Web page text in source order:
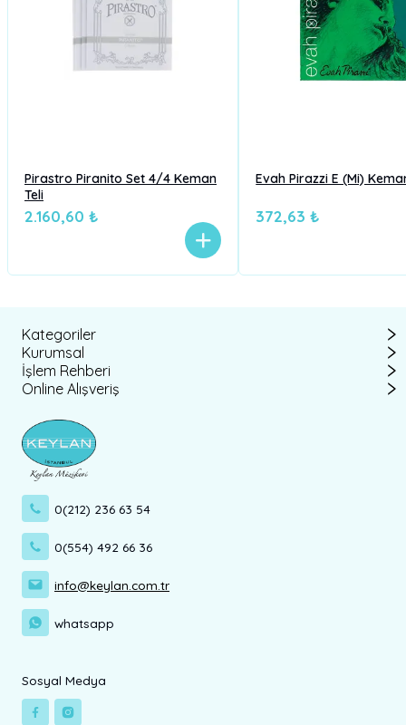
Pirastro Piranito Set 4/4 Keman
Teli
2.160,60 ₺
Evah Pirazzi E (Mi)
372,63 ₺
Kategoriler
Kurumsal
İşlem Rehberi
Online Alışveriş
0(212) 236 63 54
0(554) 492 66 36
info@keylan.com.tr
whatsapp
Sosyal Medya